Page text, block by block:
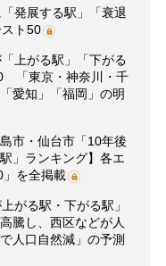
発展する駅」「衰退
ト50
上がる駅」「下がる
「東京・神奈川・千
愛知」「福岡」の明
市・仙台市「10年後
」ランキング】各エ
」を全掲載
がる駅・下がる駅」
騰し、西区などが人
人口自然減」の予測